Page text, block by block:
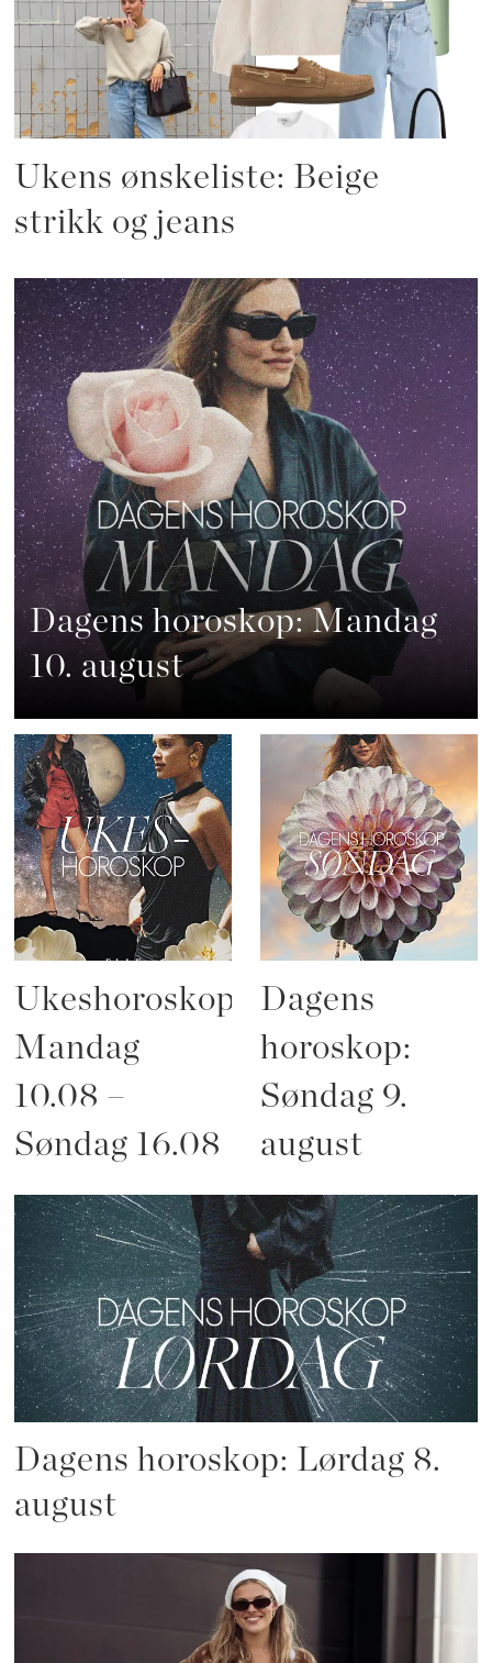
Ukens ønskeliste: Beige
strikk og jeans
Dagens horoskop: Mandag
10. august
Ukeshoroskop:
Mandag
10.08 –
Søndag 16.08
Dagens
horoskop:
Søndag 9.
august
Dagens horoskop: Lørdag 8.
august